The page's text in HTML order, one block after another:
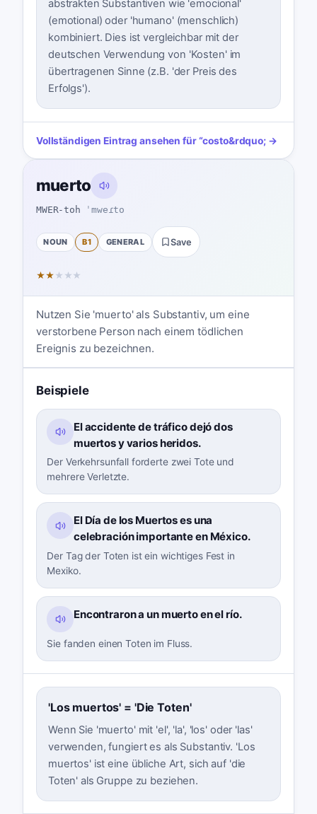
abstrakten Substantiven wie 'emocional'
(emotional) oder 'humano' (menschlich)
kombiniert. Dies ist vergleichbar mit der
deutschen Verwendung von 'Kosten' im
übertragenen Sinne (z.B. 'der Preis des
Erfolgs').
Vollständigen Eintrag ansehen für“costo&rdquo; →
muerto
MWER-toh ˈmweɾto
NOUN B1 GENERAL Save
★★ ★ ★ ★
Nutzen Sie 'muerto' als Substantiv, um eine
verstorbene Person nach einem tödlichen
Ereignis zu bezeichnen.
Beispiele
El accidente de tráfico dejó dos
muertos y varios heridos.
Der Verkehrsunfall forderte zwei Tote und
mehrere Verletzte.
El Día de los Muertos es una
celebración importante en México.
Der Tag der Toten ist ein wichtiges Fest in
Mexiko.
Encontraron a un muerto en el río.
Sie fanden einen Toten im Fluss.
'Los muertos' = 'Die Toten'
Wenn Sie 'muerto' mit 'el', 'la', 'los' oder 'las'
verwenden, fungiert es als Substantiv. 'Los
muertos' ist eine übliche Art, sich auf 'die
Toten' als Gruppe zu beziehen.